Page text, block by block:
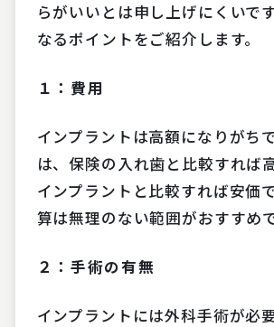
らがいいとは申し上げにくいで
なるポイントをご紹介します。
１：費用
インプラントは高額になりがち
は、保険の入れ歯と比較すれば
インプラントと比較すれば安価
算は無理のない範囲がおすすめで
２：手術の有無
インプラントには外科手術が必